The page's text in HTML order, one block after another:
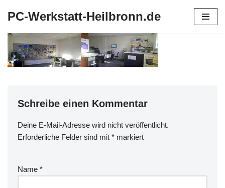
Inhalt
springen
PC-Werkstatt-Heilbronn.de
Schreibe einen Kommentar
Deine E-Mail-Adresse wird nicht veröffentlicht.
Erforderliche Felder sind mit * markiert
Name *